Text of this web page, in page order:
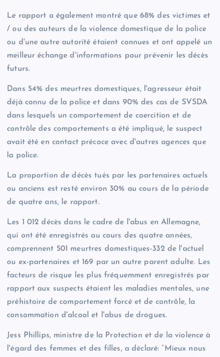
Le rapport a également montré que 68% des victimes et
/ ou des auteurs de la violence domestique de la police
ou d'une autre autorité étaient connues et ont appelé un
meilleur échange d'informations pour prévenir les décès
futurs.
Dans 54% des meurtres domestiques, l'agresseur était
déjà connu de la police et dans 90% des cas de SVSDA
dans lesquels un comportement de coercition et de
contrôle des comportements a été impliqué, le suspect
avait été en contact précoce avec d'autres agences que
la police.
La proportion de décès tués par les partenaires actuels
ou anciens est resté environ 30% au cours de la période
de quatre ans, le rapport.
Les 1 012 décès dans le cadre de l'abus en Allemagne,
qui ont été enregistrés au cours des quatre années,
comprennent 501 meurtres domestiques-332 de l'actuel
ou ex-partenaires et 169 par un autre parent adulte. Les
facteurs de risque les plus fréquemment enregistrés par
rapport aux suspects étaient les maladies mentales, une
préhistoire de comportement forcé et de contrôle, la
consommation d'alcool et l'abus de drogues.
Jess Phillips, ministre de la Protection et de la violence à
l'égard des femmes et des filles, a déclaré: “Mieux nous